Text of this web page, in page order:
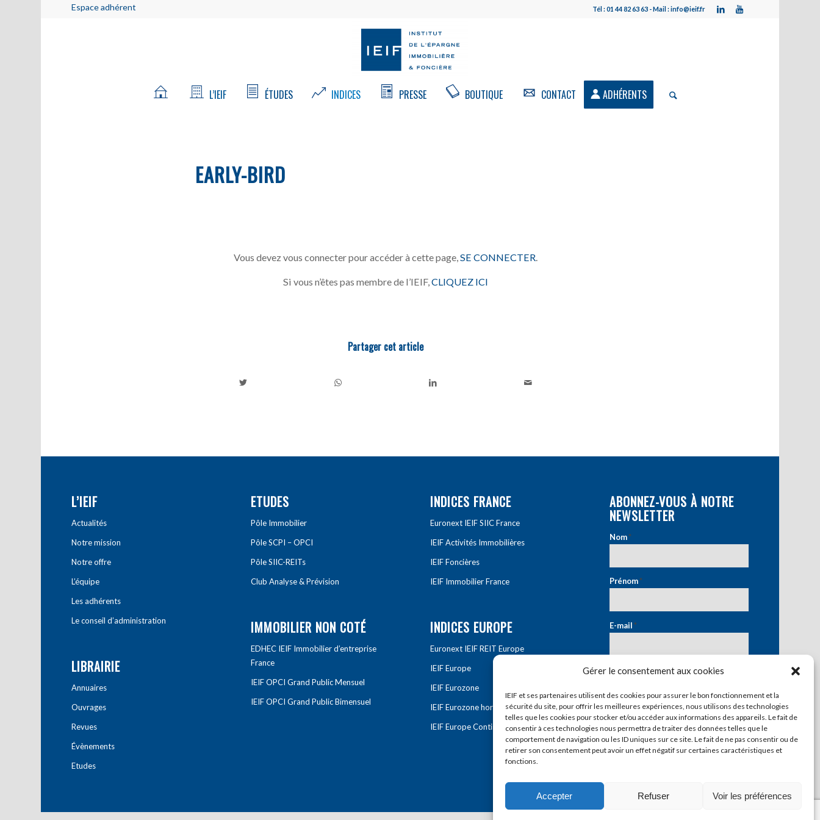
Gérer le consentement aux cookies
IEIF et ses partenaires utilisent des cookies pour assurer le bon fonctionnement et la
sécurité du site, pour offrir les meilleures expériences, nous utilisons des technologies
telles que les cookies pour stocker et/ou accéder aux informations des appareils. Le fait de
consentir à ces technologies nous permettra de traiter des données telles que le
comportement de navigation ou les ID uniques sur ce site. Le fait de ne pas consentir ou de
retirer son consentement peut avoir un effet négatif sur certaines caractéristiques et
fonctions.
Accepter Refuser Voir les préférences
Espace adhérent Tél : 01 44 82 63 63 - Mail : info@ieif.fr
L’IEIF ÉTUDES INDICES PRESSE BOUTIQUE CONTACT ADHÉRENTS
EARLY-BIRD
Vous devez vous connecter pour accéder à cette page, SE CONNECTER
Si vous n’êtes pas membre de l’IEIF,CLIQUEZ ICI
Partager cet article
L’IEIF
Actualités
Notre mission
Notre offre
L’équipe
Les adhérents
Le conseil d’administration
LIBRAIRIE
Annuaires
Ouvrages
Revues
Évènements
Etudes
ETUDES
Pôle Immobilier
Pôle SCPI – OPCI
Pôle SIIC-REITs
Club Analyse & Prévision
IMMOBILIER NON COTÉ
EDHEC IEIF Immobilier d’entreprise
France
IEIF OPCI Grand Public Mensuel
IEIF OPCI Grand Public Bimensuel
INDICES FRANCE
Euronext IEIF SIIC France
IEIF Activités Immobilières
IEIF Foncières
IEIF Immobilier France
INDICES EUROPE
Euronext IEIF REIT Europe
IEIF Europe
IEIF Eurozone
IEIF Eurozone hors France
IEIF Europe Continentale
ABONNEZ-VOUS À NOTRE
NEWSLETTER
Nom*
Prénom*
E-mail*